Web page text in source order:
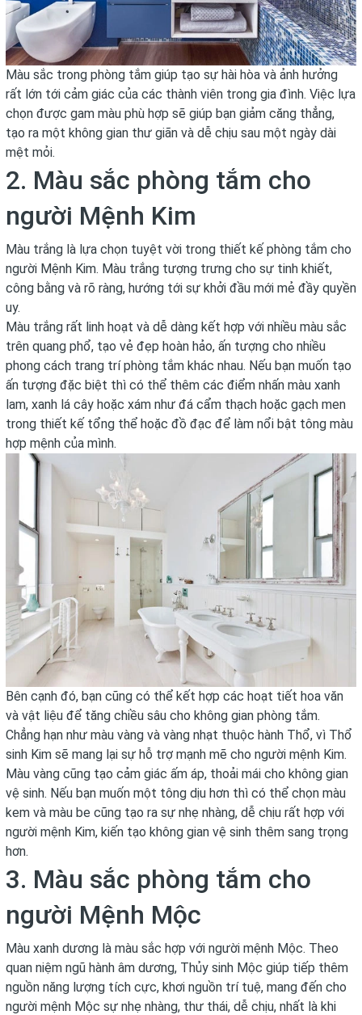
Màu sắc trong phòng tắm giúp tạo sự hài hòa và ảnh hưởng
rất lớn tới cảm giác của các thành viên trong gia đình. Việc lựa
chọn được gam màu phù hợp sẽ giúp bạn giảm căng thẳng,
tạo ra một không gian thư giãn và dễ chịu sau một ngày dài
mệt mỏi.
2. Màu sắc phòng tắm cho
người Mệnh Kim
Màu trắng là lựa chọn tuyệt vời trong thiết kế phòng tắm cho
người Mệnh Kim. Màu trắng tượng trưng cho sự tinh khiết,
công bằng và rõ ràng, hướng tới sự khởi đầu mới mẻ đầy quyền
uy.
Màu trắng rất linh hoạt và dễ dàng kết hợp với nhiều màu sắc
trên quang phổ, tạo vẻ đẹp hoàn hảo, ấn tượng cho nhiều
phong cách trang trí phòng tắm khác nhau. Nếu bạn muốn tạo
ấn tượng đặc biệt thì có thể thêm các điểm nhấn màu xanh
lam, xanh lá cây hoặc xám như đá cẩm thạch hoặc gạch men
trong thiết kế tổng thể hoặc đồ đạc để làm nổi bật tông màu
hợp mệnh của mình.
Bên cạnh đó, bạn cũng có thể kết hợp các hoạt tiết hoa văn
và vật liệu để tăng chiều sâu cho không gian phòng tắm.
Chẳng hạn như màu vàng và vàng nhạt thuộc hành Thổ, vì Thổ
sinh Kim sẽ mang lại sự hỗ trợ mạnh mẽ cho người mệnh Kim.
Màu vàng cũng tạo cảm giác ấm áp, thoải mái cho không gian
vệ sinh. Nếu bạn muốn một tông dịu hơn thì có thể chọn màu
kem và màu be cũng tạo ra sự nhẹ nhàng, dễ chịu rất hợp với
người mệnh Kim, kiến tạo không gian vệ sinh thêm sang trọng
hơn.
3. Màu sắc phòng tắm cho
người Mệnh Mộc
Màu xanh dương là màu sắc hợp với người mệnh Mộc. Theo
quan niệm ngũ hành âm dương, Thủy sinh Mộc giúp tiếp thêm
nguồn năng lượng tích cực, khơi nguồn trí tuệ, mang đến cho
người mệnh Mộc sự nhẹ nhàng, thư thái, dễ chịu, nhất là khi